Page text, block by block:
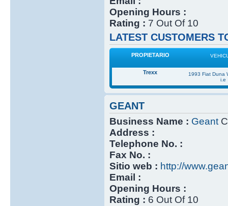
Opening Hours :
Rating : 7 Out Of 10
LATEST CUSTOMERS
PROPIETARIO
Trexx
1993 Fiat Duna
i.e
GEANT
Business Name : Geant
Address :
Telephone No. :
Fax No. :
Sitio web : http://
Email :
Opening Hours :
Rating : 6 Out Of 10